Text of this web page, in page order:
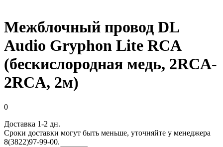
Межблочный провод DL
Audio Gryphon Lite RCA
(бескислородная медь, 2RCA-
2RCA, 2м)
0
Доставка 1-2 дн.
Сроки доставки могут быть меньше, уточняйте у менеджера
8(3822)97-99-00.